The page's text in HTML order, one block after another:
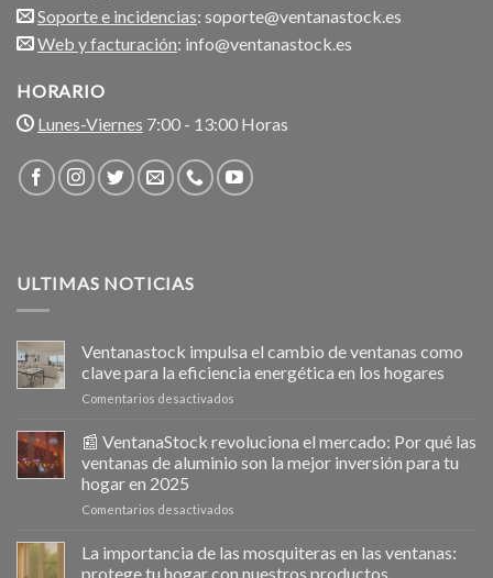
Soporte e incidencias: soporte@ventanastock.es
Web y facturación: info@ventanastock.es
HORARIO
Lunes-Viernes 7:00 - 13:00 Horas
ULTIMAS NOTICIAS
Ventanastock impulsa el cambio de ventanas como
clave para la eficiencia energética en los hogares
Comentarios desactivados
impulsa
el
cambio
📰 VentanaStock revoluciona el mercado: Por qué las
ventanas de aluminio son la mejor inversión para tu
hogar en 2025
Comentarios desactivados
VentanaStock
revoluciona
La importancia de las mosquiteras en las ventanas:
protege tu hogar con nuestros productos.